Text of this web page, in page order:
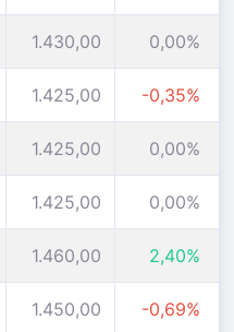
1.430,00 0,00%
1.425,00 -0,35%
1.425,00 0,00%
1.425,00 0,00%
1.460,00 2,40%
1.450,00 -0,69%